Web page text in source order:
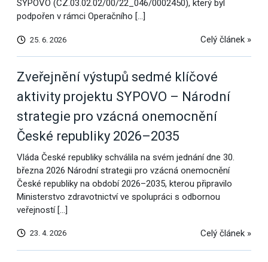
SYPOVO (CZ.03.02.02/00/22_046/0002450), který byl
podpořen v rámci Operačního […]
25. 6. 2026 Celý článek »
Zveřejnění výstupů sedmé klíčové
aktivity projektu SYPOVO – Národní
strategie pro vzácná onemocnění
České republiky 2026–2035
Vláda České republiky schválila na svém jednání dne 30.
března 2026 Národní strategii pro vzácná onemocnění
České republiky na období 2026–2035, kterou připravilo
Ministerstvo zdravotnictví ve spolupráci s odbornou
veřejností […]
23. 4. 2026 Celý článek »